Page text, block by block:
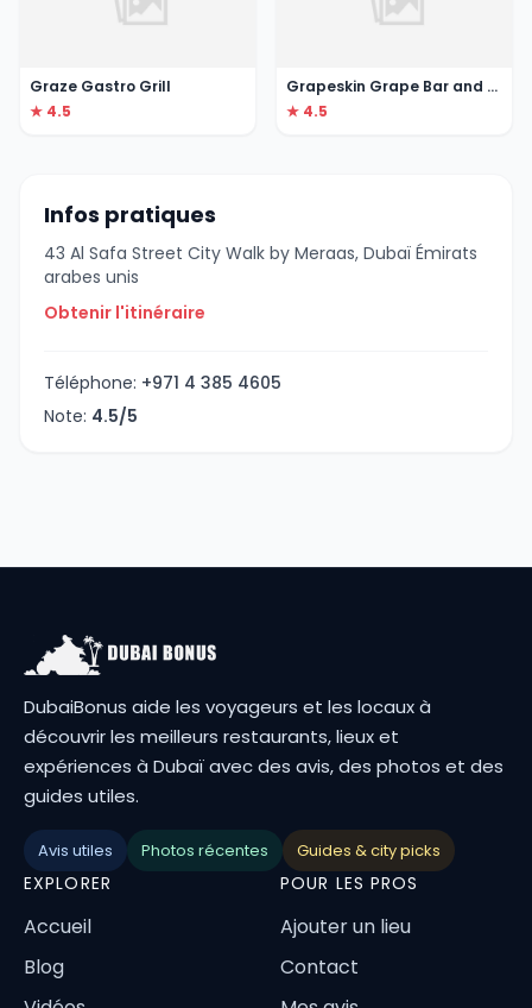
Graze Gastro Grill
★ 4.5
Grapeskin Grape Bar and Kitchen
★ 4.5
Infos pratiques
43 Al Safa Street City Walk by Meraas, Dubaï Émirats
arabes unis
Obtenir l'itinéraire
Téléphone: +971 4 385 4605
Note: 4.5/5
DubaiBonus aide les voyageurs et les locaux à
découvrir les meilleurs restaurants, lieux et
expériences à Dubaï avec des avis, des photos et des
guides utiles.
Avis utiles Photos récentes Guides & city picks
EXPLORER
Accueil
Blog
POUR LES PROS
Ajouter un lieu
Contact